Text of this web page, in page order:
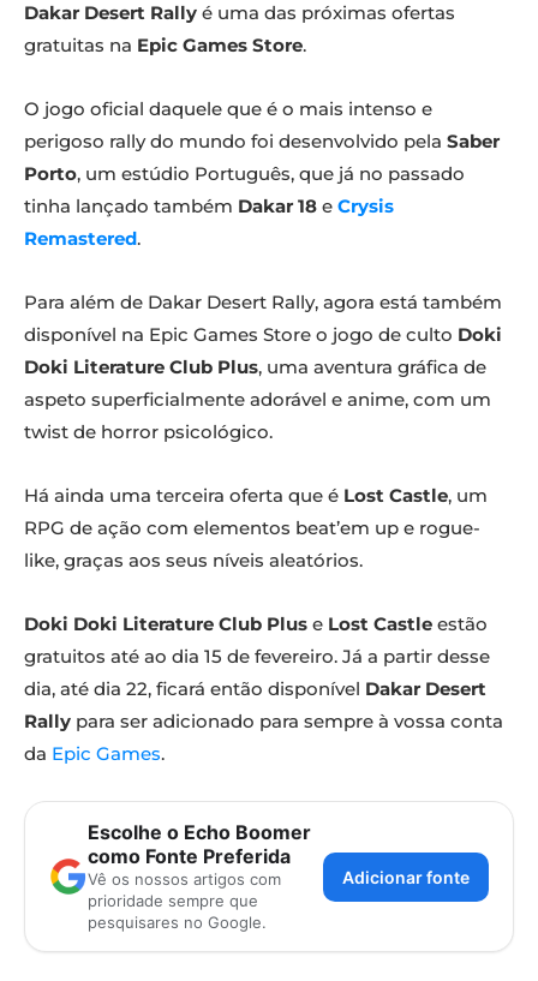
Dakar Desert Rally é uma das próximas ofertas
gratuitas na Epic Games Store.
O jogo oficial daquele que é o mais intenso e
perigoso rally do mundo foi desenvolvido pela Saber
Porto, um estúdio Português, que já no passado
tinha lançado também Dakar 18 e Crysis
Remastered.
Para além de Dakar Desert Rally, agora está também
disponível na Epic Games Store o jogo de culto Doki
Doki Literature Club Plus, uma aventura gráfica de
aspeto superficialmente adorável e anime, com um
twist de horror psicológico.
Há ainda uma terceira oferta que é Lost Castle, um
RPG de ação com elementos beat’em up e rogue-
like, graças aos seus níveis aleatórios.
Doki Doki Literature Club Plus e Lost Castle estão
gratuitos até ao dia 15 de fevereiro. Já a partir desse
dia, até dia 22, ficará então disponível Dakar Desert
Rally para ser adicionado para sempre à vossa conta
da Epic Games.
Escolhe o Echo Boomer
como Fonte Preferida
Vê os nossos artigos com
prioridade sempre que
pesquisares no Google.
Adicionar fonte